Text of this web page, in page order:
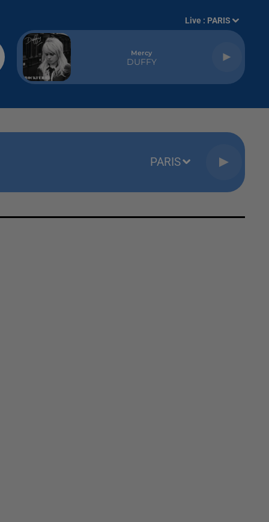
Live : PARIS
Mercy
DUFFY
PARIS